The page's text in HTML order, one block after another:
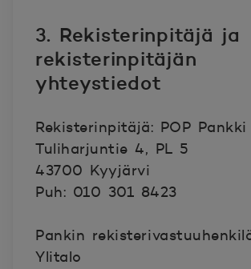
3. Rekisterinpitäjä ja
rekisterinpitäjän
yhteystiedot
Rekisterinpitäjä: POP
Tuliharjuntie 4, PL 5
43700 Kyyjärvi
Puh: 010 301 8423
Pankin
Ylitalo